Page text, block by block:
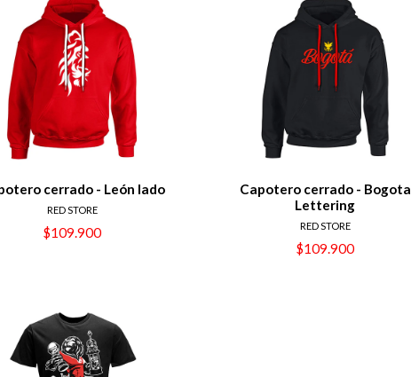
cerrado - León lado
RED STORE
$109.900
Capotero cerrado - Bogota
Lettering
RED STORE
$109.900